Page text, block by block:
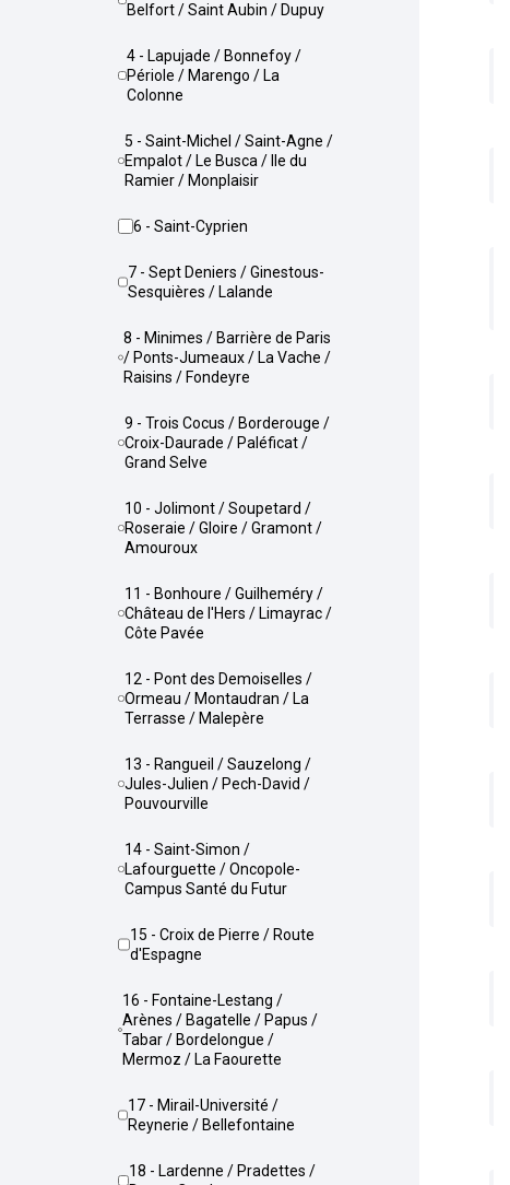
Belfort / Saint Aubin / Dupuy
4 - Lapujade / Bonnefoy /
Périole / Marengo / La
Colonne
5 - Saint-Michel / Saint-Agne /
Empalot / Le Busca / Ile du
Ramier / Monplaisir
6 - Saint-Cyprien
7 - Sept Deniers / Ginestous-
Sesquières / Lalande
8 - Minimes / Barrière de Paris
/ Ponts-Jumeaux / La Vache /
Raisins / Fondeyre
9 - Trois Cocus / Borderouge /
Croix-Daurade / Paléficat /
Grand Selve
10 - Jolimont / Soupetard /
Roseraie / Gloire / Gramont /
Amouroux
11 - Bonhoure / Guilheméry /
Château de l'Hers / Limayrac /
Côte Pavée
12 - Pont des Demoiselles /
Ormeau / Montaudran / La
Terrasse / Malepère
13 - Rangueil / Sauzelong /
Jules-Julien / Pech-David /
Pouvourville
14 - Saint-Simon /
Lafourguette / Oncopole-
Campus Santé du Futur
15 - Croix de Pierre / Route
d'Espagne
16 - Fontaine-Lestang /
Arènes / Bagatelle / Papus /
Tabar / Bordelongue /
Mermoz / La Faourette
17 - Mirail-Université /
Reynerie / Bellefontaine
18 - Lardenne / Pradettes /